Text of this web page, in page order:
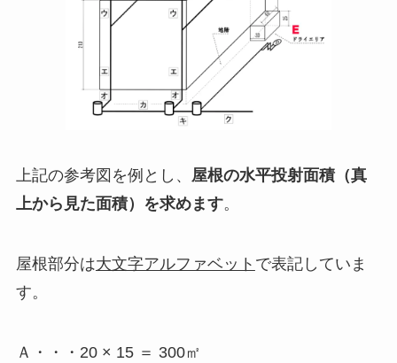
上記の参考図を例とし、 屋根の水平投射面積（真
上から見た面積）を求めます。
屋根部分は大文字アルファベット で表記していま
す。
Ａ・・・20 × 15 ＝ 300㎡